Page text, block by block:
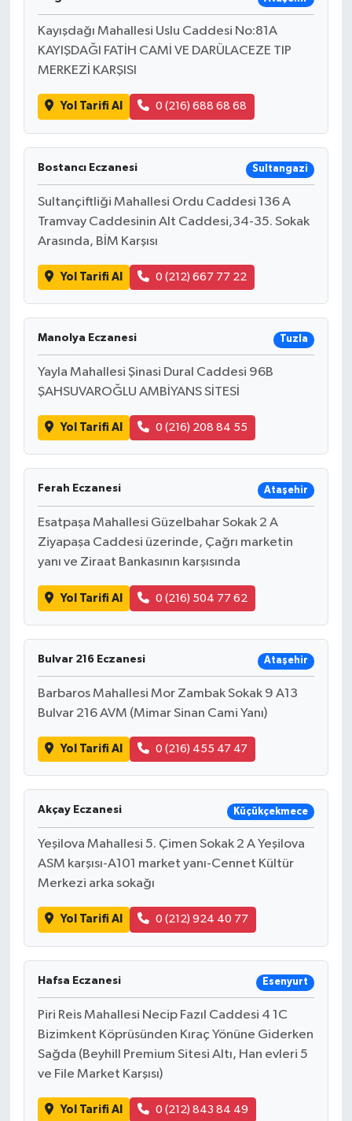
Kayışdağı Mahallesi Uslu Caddesi No:81A
KAYIŞDAĞI FATİH CAMİ VE DARÜLACEZE TIP
MERKEZİ KARŞISI
Yol Tarifi Al 0 (216) 688 68 68
Bostancı Eczanesi Sultangazi
Sultançiftliği Mahallesi Ordu Caddesi 136 A
Tramvay Caddesinin Alt Caddesi,34-35. Sokak
Arasında, BİM Karşısı
Yol Tarifi Al 0 (212) 667 77 22
Manolya Eczanesi Tuzla
Yayla Mahallesi Şinasi Dural Caddesi 96B
ŞAHSUVAROĞLU AMBİYANS SİTESİ
Yol Tarifi Al 0 (216) 208 84 55
Ferah Eczanesi Ataşehir
Esatpaşa Mahallesi Güzelbahar Sokak 2 A
Ziyapaşa Caddesi üzerinde, Çağrı marketin
yanı ve Ziraat Bankasının karşısında
Yol Tarifi Al 0 (216) 504 77 62
Bulvar 216 Eczanesi Ataşehir
Barbaros Mahallesi Mor Zambak Sokak 9 A13
Bulvar 216 AVM (Mimar Sinan Cami Yanı)
Yol Tarifi Al 0 (216) 455 47 47
Akçay Eczanesi Küçükçekmece
Yeşilova Mahallesi 5. Çimen Sokak 2 A Yeşilova
ASM karşısı-A101 market yanı-Cennet Kültür
Merkezi arka sokağı
Yol Tarifi Al 0 (212) 924 40 77
Hafsa Eczanesi Esenyurt
Piri Reis Mahallesi Necip Fazıl Caddesi 4 1C
Bizimkent Köprüsünden Kıraç Yönüne Giderken
Sağda (Beyhill Premium Sitesi Altı, Han evleri 5
ve File Market Karşısı)
Yol Tarifi Al 0 (212) 843 84 49